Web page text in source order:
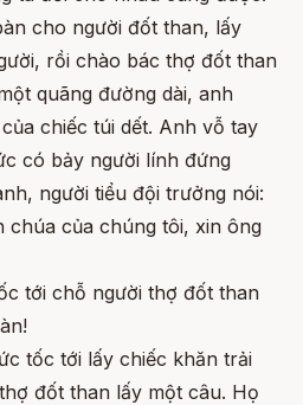
cho người đốt than, lấy
rồi chào bác thợ đốt than
quãng đường dài, anh
chiếc túi dết. Anh vỗ tay
có bảy người lính đứng
người tiểu đội trưởng nói:
chúa của chúng tôi, xin ông
tới chỗ người thợ đốt than
tốc tới lấy chiếc khăn trải
đốt than lấy một câu. Họ